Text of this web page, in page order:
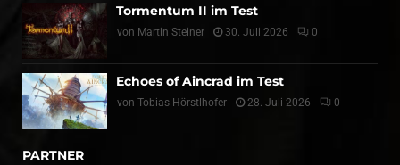
Tormentum II im Test
von Martin Steiner 30. Juli 2026 0
Echoes of Aincrad im Test
von Tobias Hörstlhofer 28. Juli 2026 0
PARTNER